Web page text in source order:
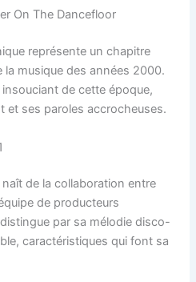
On The Dancefloor
représente un chapitre
musique des années 2000.
de cette époque,
et ses paroles accrocheuses.
de la collaboration entre
de producteurs
par sa mélodie disco-
caractéristiques qui font sa